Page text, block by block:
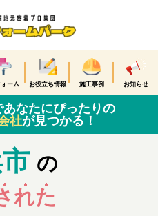
ォーム お役立ち情報 施工事例 お知らせ
あなたにぴったりの
社が見つかる！
の
れた